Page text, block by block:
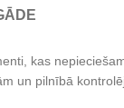
kas
un pilnībā